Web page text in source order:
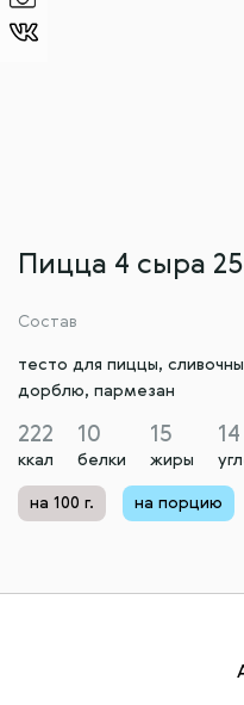
Пицца 4 сыра
Состав
тесто для пиццы,
дорблю, пармезан
222
ккал
10
белки
15
жиры
14
на 100 г. на порцию